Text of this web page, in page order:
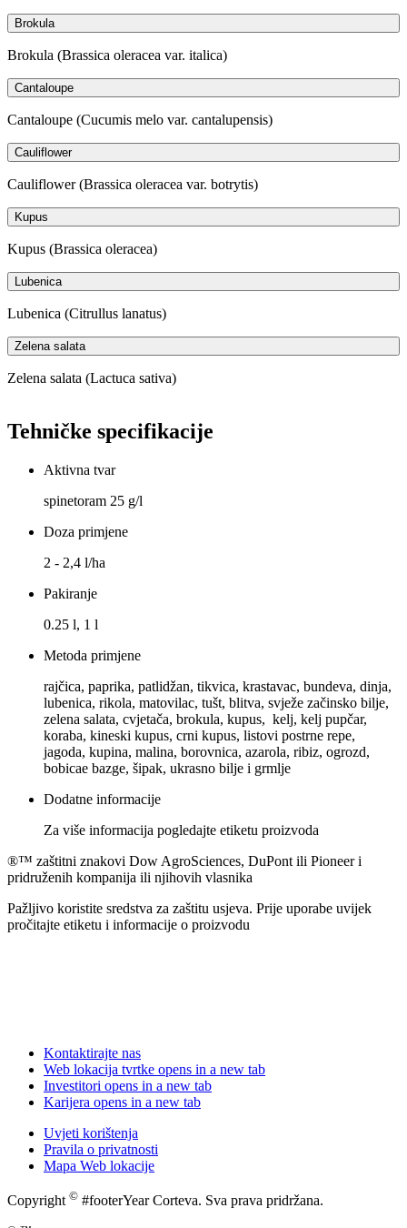
Brokula
Brokula (Brassica oleracea var. italica)
Cantaloupe
Cantaloupe (Cucumis melo var. cantalupensis)
Cauliflower
Cauliflower (Brassica oleracea var. botrytis)
Kupus
Kupus (Brassica oleracea)
Lubenica
Lubenica (Citrullus lanatus)
Zelena salata
Zelena salata (Lactuca sativa)
Tehničke specifikacije
Aktivna tvar
spinetoram 25 g/l
Doza primjene
2 - 2,4 l/ha
Pakiranje
0.25 l, 1 l
Metoda primjene
rajčica, paprika, patlidžan, tikvica, krastavac, bundeva, dinja,
lubenica, rikola, matovilac, tušt, blitva, svježe začinsko bilje,
zelena salata, cvjetača, brokula, kupus, kelj, kelj pupčar,
koraba, kineski kupus, crni kupus, listovi postrne repe,
jagoda, kupina, malina, borovnica, azarola, ribiz, ogrozd,
bobicae bazge, šipak, ukrasno bilje i grmlje
Dodatne informacije
Za više informacija pogledajte etiketu proizvoda
®™ zaštitni znakovi Dow AgroSciences, DuPont ili Pioneer i
pridruženih kompanija ili njihovih vlasnika
Pažljivo koristite sredstva za zaštitu usjeva. Prije uporabe uvijek
pročitajte etiketu i informacije o proizvodu
Kontaktirajte nas
Web lokacija tvrtke opens in a new tab
Investitori opens in a new tab
Karijera opens in a new tab
Uvjeti korištenja
Pravila o privatnosti
Mapa Web lokacije
Copyright © #footerYear Corteva. Sva prava pridržana.